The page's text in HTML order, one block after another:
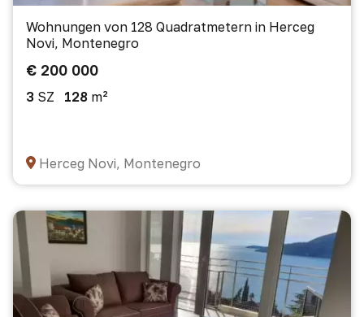
Wohnungen von 128 Quadratmetern in Herceg
Novi, Montenegro
€ 200 000
3 SZ 128 m²
Herceg Novi, Montenegro